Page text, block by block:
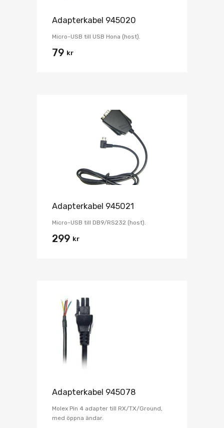
Adapterkabel 945020
Micro-USB till USB Hona (host).
79 kr
Adapterkabel 945021
Micro-USB till DB9/RS232 (host).
299 kr
Adapterkabel 945078
Molex Pin 4 adapter till RX/TX/Ground,
med öppna ändar.